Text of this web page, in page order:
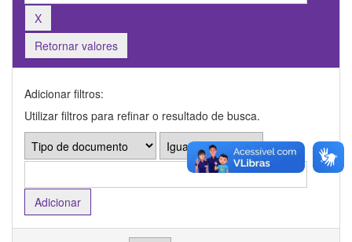
Retornar valores
Adicionar filtros:
Utilizar filtros para refinar o resultado de busca.